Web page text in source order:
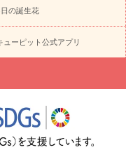
キョウ
4000円～
お祝い・
10000円～
お供え・お
祝いを贈るときのマナー・
覧
誕生日のお花を「色
場
出産祝いお役立ち情
の誕生花
ューピット公式アプリ